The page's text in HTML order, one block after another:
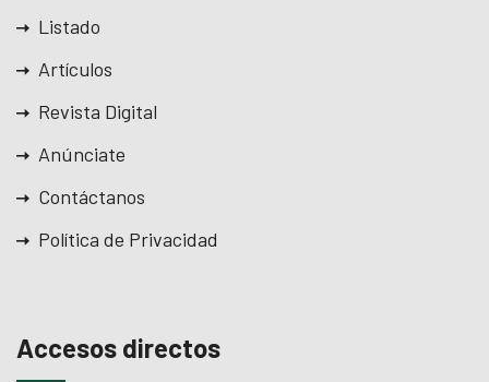
Listado
Artículos
Revista Digital
Anúnciate
Contáctanos
Política de Privacidad
Accesos directos